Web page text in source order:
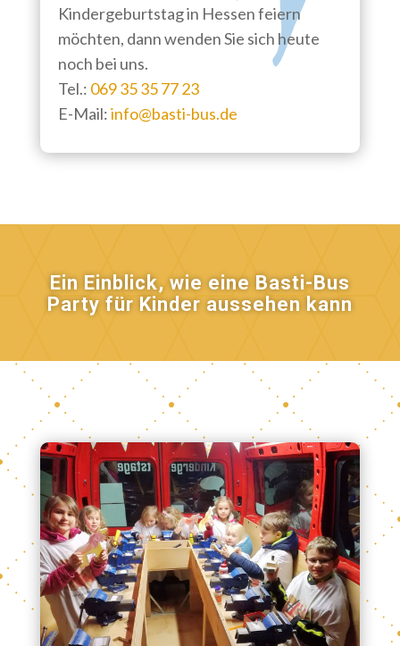
Kindergeburtstag in Hessen feiern
möchten, dann wenden Sie sich heute
noch bei uns.
Tel.: 069 35 35 77 23
E-Mail:info@basti-bus.de
Ein Einblick, wie eine Basti-Bus
Party für Kinder aussehen kann